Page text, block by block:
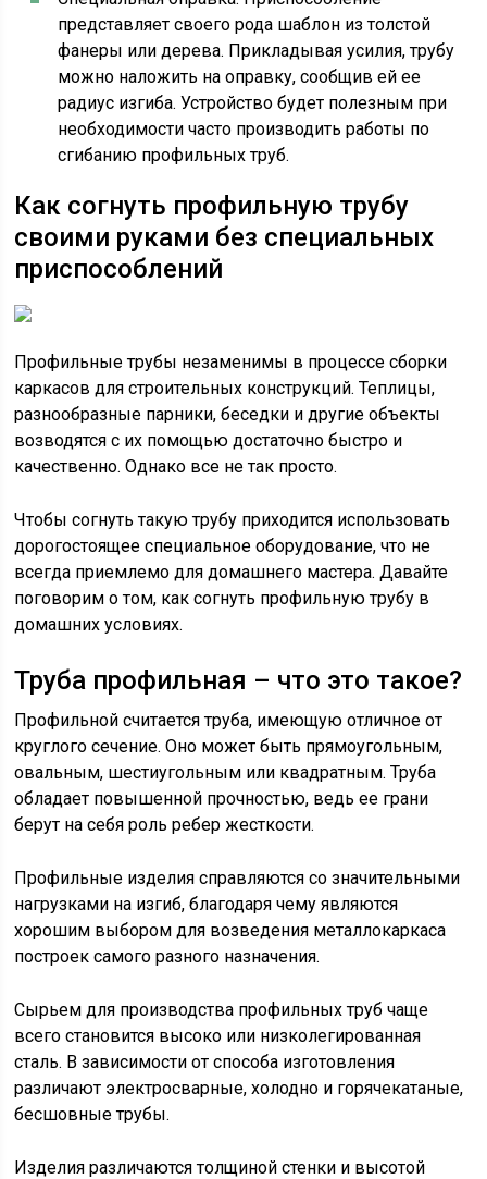
представляет своего рода шаблон из толстой
фанеры или дерева. Прикладывая усилия, трубу
можно наложить на оправку, сообщив ей ее
радиус изгиба. Устройство будет полезным при
необходимости часто производить работы по
сгибанию профильных труб.
Как согнуть профильную трубу
своими руками без специальных
приспособлений
Профильные трубы незаменимы в процессе сборки
каркасов для строительных конструкций. Теплицы,
разнообразные парники, беседки и другие объекты
возводятся с их помощью достаточно быстро и
качественно. Однако все не так просто.
Чтобы согнуть такую трубу приходится использовать
дорогостоящее специальное оборудование, что не
всегда приемлемо для домашнего мастера. Давайте
поговорим о том, как согнуть профильную трубу в
домашних условиях.
Труба профильная – что это такое?
Профильной считается труба, имеющую отличное от
круглого сечение. Оно может быть прямоугольным,
овальным, шестиугольным или квадратным. Труба
обладает повышенной прочностью, ведь ее грани
берут на себя роль ребер жесткости.
Профильные изделия справляются со значительными
нагрузками на изгиб, благодаря чему являются
хорошим выбором для возведения металлокаркаса
построек самого разного назначения.
Сырьем для производства профильных труб чаще
всего становится высоко или низколегированная
сталь. В зависимости от способа изготовления
различают электросварные, холодно и горячекатаные,
бесшовные трубы.
Изделия различаются толщиной стенки и высотой